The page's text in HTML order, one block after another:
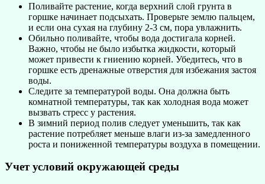
Поливайте растение, когда верхний слой грунта в
горшке начинает подсыхать. Проверьте землю пальцем,
и если она сухая на глубину 2-3 см, пора увлажнить.
Обильно поливайте, чтобы вода достигала корней.
Важно, чтобы не было избытка жидкости, который
может привести к гниению корней. Убедитесь, что в
горшке есть дренажные отверстия для избежания застоя
воды.
Следите за температурой воды. Она должна быть
комнатной температуры, так как холодная вода может
вызвать стресс у растения.
В зимний период полив следует уменьшить, так как
растение потребляет меньше влаги из-за замедленного
роста и пониженной температуры воздуха в помещении.
Учет условий окружающей среды